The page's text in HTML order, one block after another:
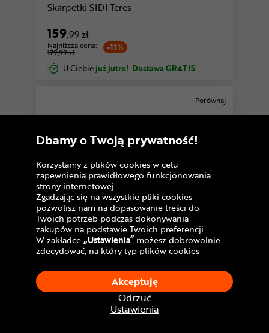
Skarpetki SIDI Teres
159,99 zł
-11%
Najniższa cena:
179,99 zł
U Ciebie już jutro! Dostawa GRATIS
Warianty
Porównaj
Skarpetki SIDI Teres
Dbamy o Twoją prywatność!
Korzystamy z plików cookies w celu
zapewnienia prawidłowego funkcjonowania
strony internetowej.
Zgadzając się na wszystkie pliki cookies
pozwolisz nam na dopasowanie treści do
Twoich potrzeb podczas dokonywania
zakupów na podstawie Twoich preferencji.
W zakładce„Ustawienia” możesz dobrowolnie
zdecydować, na który typ plików cookies
Klikając„Akceptuję”, wyrażasz zgodę na
stosowanie ciasteczek zgodnie z ustawieniami
Twojej przeglądarki.
W dowolnym momencie, możesz dokonać
zmiany swojego wyboru klikając opcję
Ustawienia
Odrzuć
Akceptuję